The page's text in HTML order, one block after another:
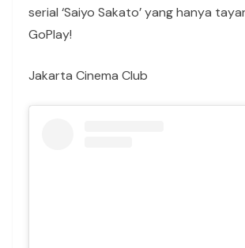
serial ‘Saiyo Sakato’ yang hanya
GoPlay!
Jakarta Cinema Club